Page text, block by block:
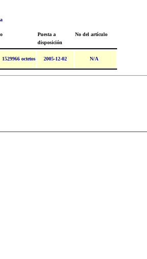
Puesta a
disposición
No del artículo
1529966 octetos 2005-12-02 N/A